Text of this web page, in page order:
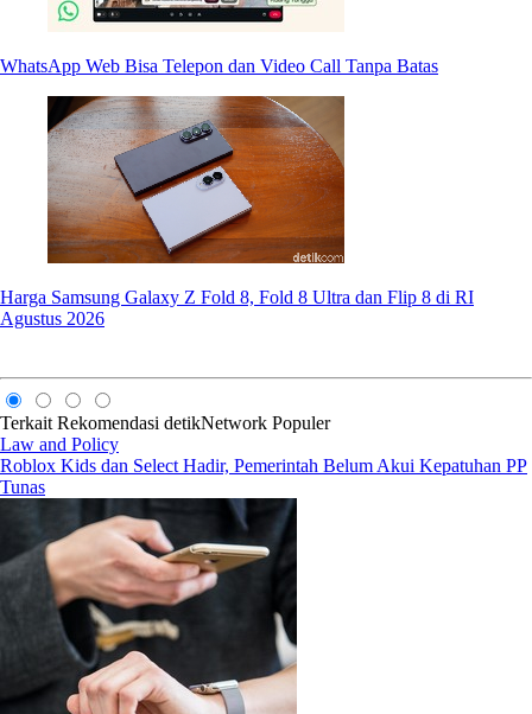
WhatsApp Web Bisa Telepon dan Video Call Tanpa Batas
Harga Samsung Galaxy Z Fold 8, Fold 8 Ultra dan Flip 8 di RI
Agustus 2026
Terkait Rekomendasi detikNetwork Populer
Law and Policy
Roblox Kids dan Select Hadir, Pemerintah Belum Akui Kepatuhan PP
Tunas